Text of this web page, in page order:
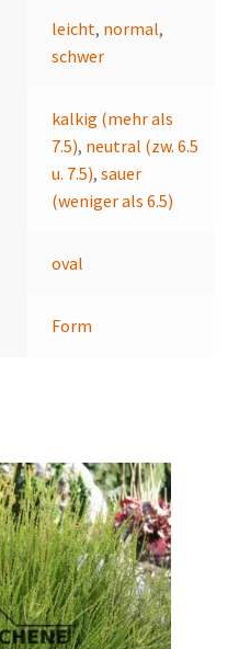
leicht, normal,
schwer
kalkig (mehr als
7.5), neutral (zw. 6.5
u. 7.5),sauer
(weniger als 6.5)
oval
Form